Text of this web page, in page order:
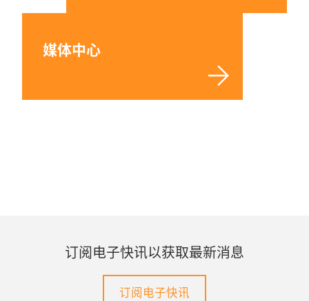
媒体中心
订阅电子快讯以获取最新消息
订阅电子快讯